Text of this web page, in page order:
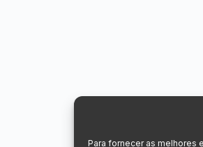
Para fornecer as melhores